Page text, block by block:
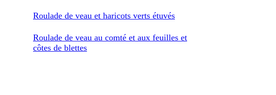
Roulade de veau et haricots verts étuvés
Roulade de veau au comté et aux feuilles et
côtes de blettes